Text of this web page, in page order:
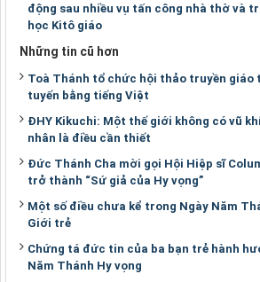
động sau nhiều vụ tấn công nhà thờ và
học Kitô giáo
Những tin cũ hơn
Toà Thánh tổ chức hội thảo truyền giáo
tuyến bằng tiếng Việt
ĐHY Kikuchi: Một thế giới không có vũ
nhân là điều cần thiết
Đức Thánh Cha mời gọi Hội Hiệp sĩ
trở thành “Sứ giả của Hy vọng”
Một số điều chưa kể trong Ngày Năm
Giới trẻ
Chứng tá đức tin của ba bạn trẻ hành
Năm Thánh Hy vọng